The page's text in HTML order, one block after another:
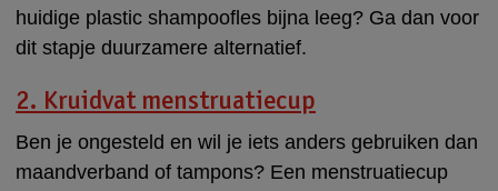
huidige plastic shampoofles bijna leeg? Ga dan voor
dit stapje duurzamere alternatief.
2. Kruidvat menstruatiecup
Ben je ongesteld en wil je iets anders gebruiken dan
maandverband of tampons? Een menstruatiecup